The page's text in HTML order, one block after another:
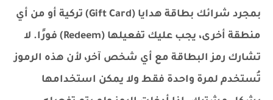
بمجرد شرائك بطاقة هدايا (Gift Card) تركية أو من أي
منطقة أخرى، يجب عليك تفعيلها (Redeem) فورًا. لا
تشارك رمز البطاقة مع أي شخص آخر، لأن هذه الرموز
تُستخدم لمرة واحدة فقط ولا يمكن استخدامها